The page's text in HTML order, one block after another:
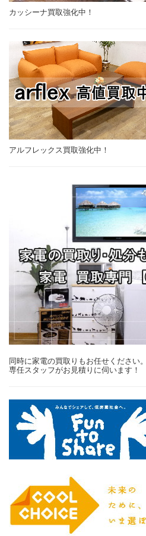
カッシーナ買取強化中！
アルフレックス買取強化中！
同時に家電の買取りもお任せください。
専任スタッフがお見積りに伺います！